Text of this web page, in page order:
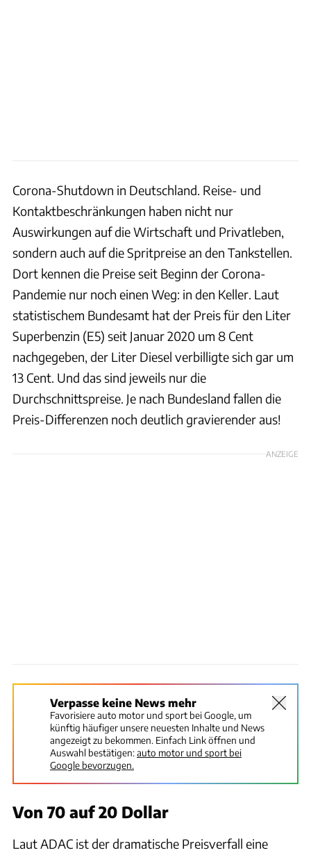
Corona-Shutdown in Deutschland. Reise- und
Kontaktbeschränkungen haben nicht nur
Auswirkungen auf die Wirtschaft und Privatleben,
sondern auch auf die Spritpreise an den Tankstellen.
Dort kennen die Preise seit Beginn der Corona-
Pandemie nur noch einen Weg: in den Keller. Laut
statistischem Bundesamt hat der Preis für den Liter
Superbenzin (E5) seit Januar 2020 um 8 Cent
nachgegeben, der Liter Diesel verbilligte sich gar um
13 Cent. Und das sind jeweils nur die
Durchschnittspreise. Je nach Bundesland fallen die
Preis-Differenzen noch deutlich gravierender aus!
ANZEIGE
Verpasse keine News mehr
Favorisiere auto motor und sport bei Google, um
künftig häufiger unsere neuesten Inhalte und News
angezeigt zu bekommen. Einfach Link öffnen und
Auswahl bestätigen:auto motor und sport bei
Google bevorzugen.
Von 70 auf 20 Dollar
Laut ADAC ist der dramatische Preisverfall eine